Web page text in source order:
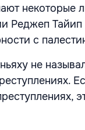
некоторые
Реджеп
с
не